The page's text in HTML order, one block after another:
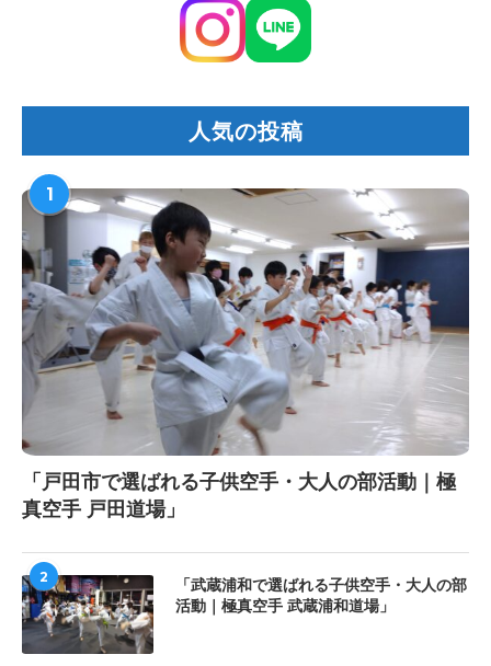
人気の投稿
1
「戸田市で選ばれる子供空手・大人の部活動｜極
真空手 戸田道場」
2
「武蔵浦和で選ばれる子供空手・大人の部
活動｜極真空手 武蔵浦和道場」